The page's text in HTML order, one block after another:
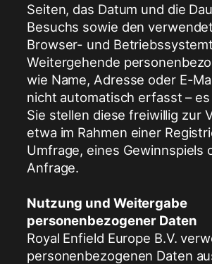
Seiten, das Datum und die
Besuchs sowie den
Browser- und
Weitergehende
wie Name, Adresse oder E-
nicht automatisch erfasst –
Sie stellen diese freiwillig zur
etwa im Rahmen einer
Umfrage, eines Gewinnspiels
Anfrage.
Nutzung und Weitergabe
personenbezogener Daten
Royal Enfield Europe B.V.
personenbezogenen Daten